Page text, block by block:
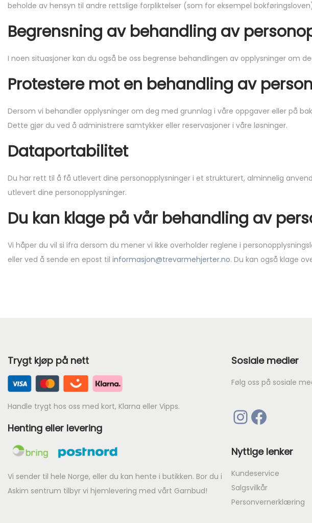
beholde av hensyn til andre rettslige forpliktelser (som for eksempel
Begrensning av behandling av
I noen situasjoner kan du også be oss begrense behandlingen av opplysninger om
Protestere mot en behandling av
Dersom vi behandler opplysninger om deg med grunnlag i våre oppgaver eller på
Dette gjør du ved å administrere samtykker eller reservasjoner i våre løsninger.
Dataportabilitet
Du har rett til å få utlevert dine personopplysninger i et strukturert, alminnelig
utlevert dine personopplysninger.
Du kan klage på vår behandling av
Vi håper du vil si ifra dersom du mener vi ikke overholder reglene i
eller ved å sende en epost til informasjon@trevarmehjerter.no. Du kan også klage
Trygt kjøp på nett
Handle trygt hos oss med kort, Klarna eller Vipps.
Henting eller levering
Vi sender til hele Norge, eller du kan hente i butikken. Bor du i
Askim sentrum tilbyr vi hjemlevering med vårt Garnbud!
Sosiale medier
Følg oss på sosiale
InstagramFacebook
Nyttige lenker
Kundeservice
Salgsvilkår
Personvernerklæring